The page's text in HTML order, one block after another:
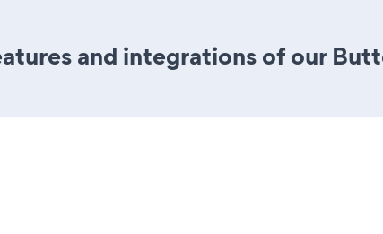
and integrations of our